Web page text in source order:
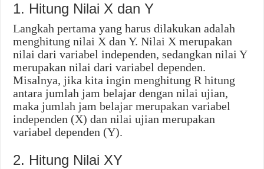
1. Hitung Nilai X dan Y
Langkah pertama yang harus dilakukan adalah
menghitung nilai X dan Y. Nilai X merupakan
nilai dari variabel independen, sedangkan nilai Y
merupakan nilai dari variabel dependen.
Misalnya, jika kita ingin menghitung R hitung
antara jumlah jam belajar dengan nilai ujian,
maka jumlah jam belajar merupakan variabel
independen (X) dan nilai ujian merupakan
variabel dependen (Y).
2. Hitung Nilai XY